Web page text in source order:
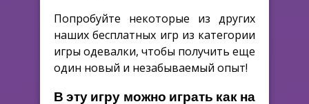
Попробуйте некоторые из других
наших бесплатных игр из категории
игры одевалки, чтобы получить еще
один новый и незабываемый опыт!
В эту игру можно играть как на